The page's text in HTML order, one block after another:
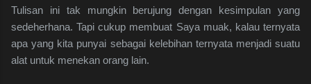
Tulisan ini tak mungkin berujung dengan kesimpulan yang
sedeherhana. Tapi cukup membuat Saya muak, kalau ternyata
apa yang kita punyai sebagai kelebihan ternyata menjadi suatu
alat untuk menekan orang lain.